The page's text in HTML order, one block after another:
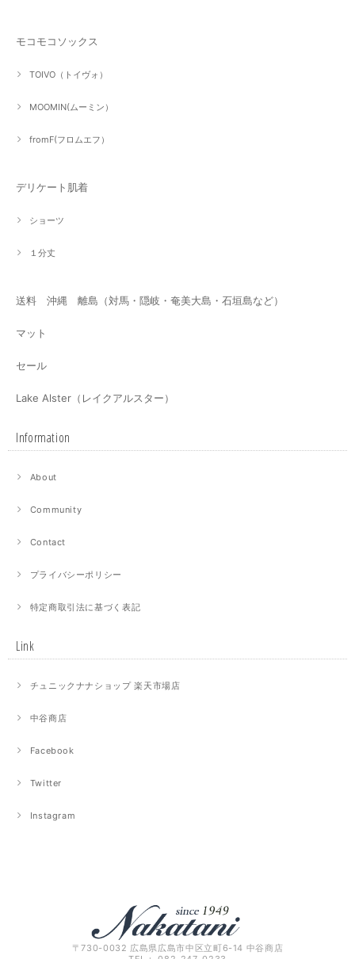
モコモコソックス
TOIVO（トイヴォ）
MOOMIN(ムーミン）
fromF(フロムエフ）
デリケート肌着
ショーツ
１分丈
送料 沖縄 離島（対馬・隠岐・奄美大島・石垣島など）
マット
セール
Lake Alster（レイクアルスター）
Information
About
Community
Contact
プライバシーポリシー
特定商取引法に基づく表記
Link
チュニックナナショップ 楽天市場店
中谷商店
Facebook
Twitter
Instagram
〒730-0032 広島県広島市中区立町6-14 中谷商店